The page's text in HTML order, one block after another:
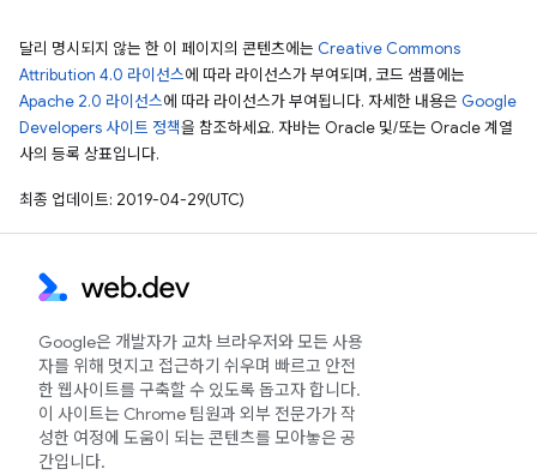
달리 명시되지 않는 한 이 페이지의 콘텐츠에는 Creative Commons
Attribution 4.0 라이선스에 따라 라이선스가 부여되며, 코드 샘플에는
Apache 2.0 라이선스에 따라 라이선스가 부여됩니다. 자세한 내용은 Google
Developers 사이트 정책을 참조하세요. 자바는 Oracle 및/또는 Oracle 계열
사의 등록 상표입니다.
최종 업데이트: 2019-04-29(UTC)
Google은 개발자가 교차 브라우저와 모든 사용
자를 위해 멋지고 접근하기 쉬우며 빠르고 안전
한 웹사이트를 구축할 수 있도록 돕고자 합니다.
이 사이트는 Chrome 팀원과 외부 전문가가 작
성한 여정에 도움이 되는 콘텐츠를 모아놓은 공
간입니다.